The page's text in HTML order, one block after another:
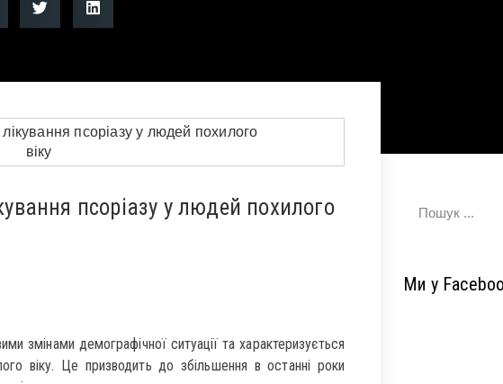
псоріазу у людей похилого
змінами демографічної ситуації та характеризується
віку. Це призводить до збільшення в останні роки
Ми у